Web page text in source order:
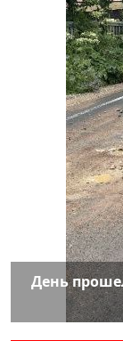
День